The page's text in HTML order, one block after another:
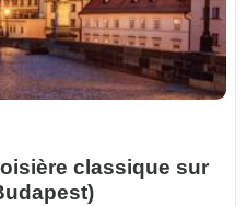
classique sur